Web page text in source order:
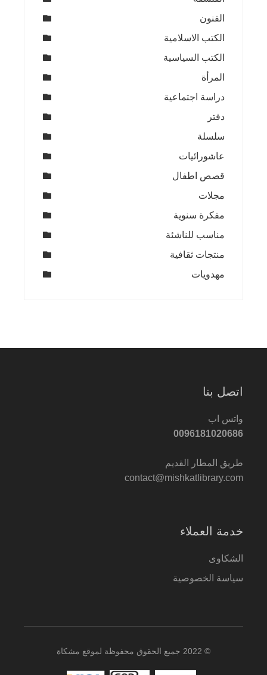
الفنون
الكتب الاسلامية
الكتب السياسية
المرأة
دراسة اجتماعية
دفتر
سلسلة
عاشورائيات
قصص اطفال
مجلات
مفكرة سنوية
مناسب للناشئة
منتجات ثقافية
مهدويات
اتصل بنا
واتس اب
0096181020686
طريق المطار القديم
contact@mishkatlibrary.com
خدمة العملاء
الشكاوى
سياسة الخصوصية
© 2022 جميع الحقوق محفوظة لموقع مشكاة